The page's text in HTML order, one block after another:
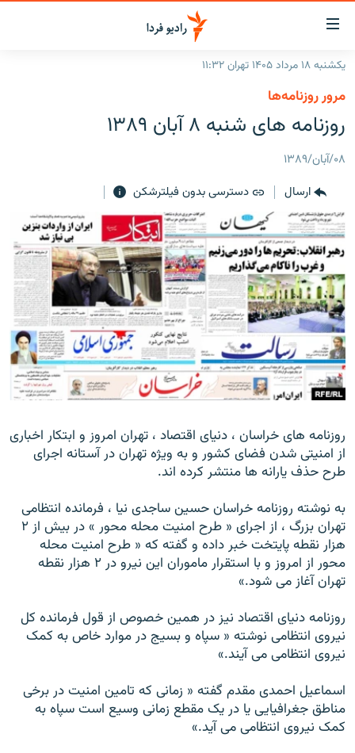
لینک‌های
قابلیت
دسترسی
بازگشت
منوی
اصلی
صفحه
جستجو
جهان
رادیو
انتخاب کنید و بشنوید
برنامه‌های رادیویی
فرکانس‌ها
پادکست
چندرسانه‌ای
گزارش‌های تصویری
گزارش‌های ویدئویی
زنان فردا
English
به ما بپیوندید
زبان‌های دیگر
یکشنبه ۱۸ مرداد ۱۴۰۵ تهران ۱۱:۳۲
مرور روزنامه‌ها
روزنامه های شنبه ۸ آبان ۱۳۸۹
۰۸/آبان/۱۳۸۹
ارسال
دسترسی بدون فیلترشکن
روزنامه های خراسان ، دنيای اقتصاد ، تهران امروز و ابتکار اخباری
از امنيتی شدن فضای کشور و به ويژه تهران در آستانه اجرای
طرح حذف يارانه ها منتشر کرده اند.
به نوشته روزنامه خراسان حسين ساجدی نيا ، فرمانده انتظامی
تهران بزرگ ، از اجرای « طرح امنيت محله محور » در بيش از ۲
هزار نقطه پايتخت خبر داده و گفته که « طرح امنيت محله
محور از امروز و با استقرار ماموران اين نيرو در ۲ هزار نقطه
تهران آغاز می شود.»
روزنامه دنيای اقتصاد نيز در همين خصوص از قول فرمانده کل
نيروی انتظامی نوشته « سپاه و بسيج در موارد خاص به ‌کمک
نيروی انتظامی می ‌آيند.»
اسماعيل احمدی ‌مقدم گفته « زمانی که تامين امنيت در برخی
مناطق جغرافيايی يا در يک مقطع زمانی وسيع است سپاه به
کمک نيروی انتظامی می ‌آيد.»